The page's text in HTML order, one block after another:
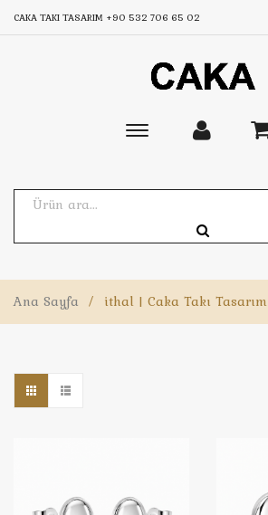
CAKA TAKI TASARIM +90 532 706 65 02
Toggle
Ana Sayfa / ithal | Caka Takı Tasarım